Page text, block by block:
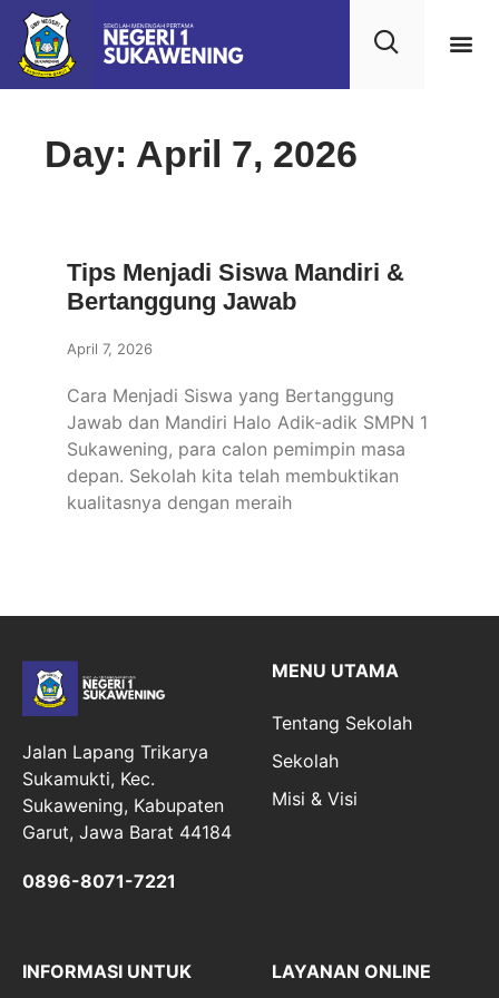
Day: April 7, 2026
Tips Menjadi Siswa Mandiri &
Bertanggung Jawab
April 7, 2026
Cara Menjadi Siswa yang Bertanggung
Jawab dan Mandiri Halo Adik-adik SMPN 1
Sukawening, para calon pemimpin masa
depan. Sekolah kita telah membuktikan
kualitasnya dengan meraih
Jalan Lapang Trikarya
Sukamukti, Kec.
Sukawening, Kabupaten
Garut, Jawa Barat 44184
0896-8071-7221
MENU UTAMA
Tentang Sekolah
Sekolah
Misi & Visi
INFORMASI UNTUK LAYANAN ONLINE